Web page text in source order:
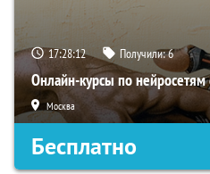
17:28:11 Получили:6
Онлайн-курсы по
Москва
Бесплатно